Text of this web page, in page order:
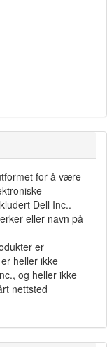
for å være
Dell Inc..
eller navn på
er
heller ikke
og heller ikke
nettsted